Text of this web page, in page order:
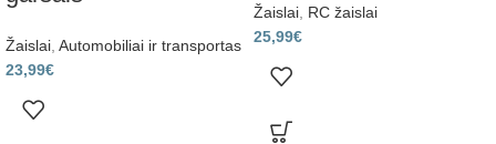
Žaislai Automobiliai ir transportas
23,99€
Žaislai RC žaislai
25,99€